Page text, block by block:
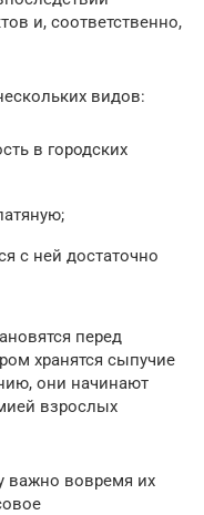
и, соответственно,
видов:
в городских
с ней достаточно
перед
хранятся сыпучие
они начинают
взрослых
важно вовремя их